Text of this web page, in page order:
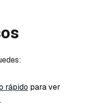
rápido para ver